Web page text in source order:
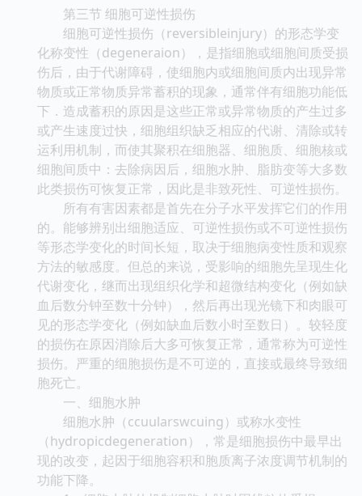
第三节 细胞可逆性损伤
细胞可逆性损伤（reversibleinjury）的形态学变
化称变性（degeneraion），是指细胞或细胞间质受损
伤后，由于代谢障碍，使细胞内或细胞间质内出现异常
物质或正常物质异常蓄积的现象，通常伴有细胞功能低
下．造成蓄积的原因是这些正常或异常物质的产生过多
或产生速度过快，细胞组织缺乏相应的代谢、清除或转
运利用机制，而使其聚积在细胞器、细胞质、细胞核或
细胞间质中：去除病因后，细胞水肿、脂肪变等大多数
此类损伤可恢复正常，因此是非致死性、可逆性损伤。
所有有害因素都是首先在分子水平发挥它们的作用
的。能够辨别出细胞适应、可逆性损伤或不可逆性损伤
等形态学变化的时间长短，取决于细胞病变性质和观察
方法的敏感度。但总的来说，受影响的细胞先呈现生化
代谢变化，继而出现组织化学和超微结构变化（例如缺
血后数分钟至数十分钟），然后再出现光镜下和肉眼可
见的形态学变化（例如缺血后数小时至数日）。较轻度
的损伤在原因消除后大多可恢复正常，通常称为可逆性
损伤。严重的细胞损伤是不可逆的，直接或最终导致细
胞死亡。
一、细胞水肿
细胞水肿（ccuularswcuing）或称水变性
（hydropicdegeneration），常是细胞损伤中最早出
现的改变，起因于细胞容积和胞质离子浓度调节机制的
功能下降。